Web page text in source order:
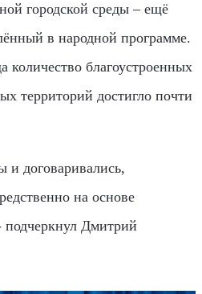
городской среды – ещё
в народной программе.
количество благоустроенных
территорий достигло почти
и договаривались,
на основе
Дмитрий